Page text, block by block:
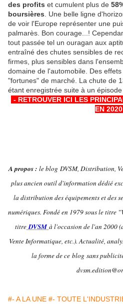
des profits et cumulent plus de
boursières . Une belle ligne
de voir l'Europe représenter une
palmarès. Bon courage...!
tout passée tel un ouragan aux
entraîné des chutes sensibles de
firmes, plus sensibles dans
domaine de l'automobile. Des
"fortunes" de marché. La chute de
étant enregistrée suite à un
- RETROUVER ICI LES
EN
A propos : le blog DVSM, Distribution,
plus ancien outil d'information dédié
la distribution des équipements et des
numériques. Fondé en 1979 sous le titre
titre DVSM à l'occasion de l'an 2000
Vente Informatique, etc.). Actualité,
la forme de ce blog sans
#- A LA UNE #- TOUTE